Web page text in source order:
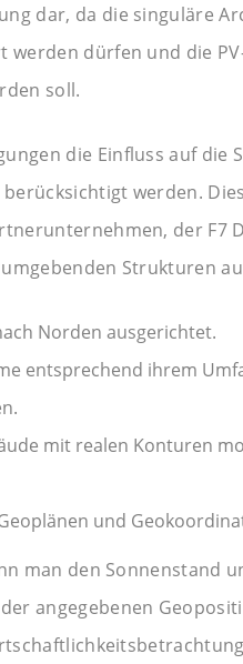
dar, da die singuläre
dürfen und die
soll.
die Einfluss auf die
werden.
der F7
Strukturen
Norden ausgerichtet.
entsprechend ihrem
mit realen Konturen
und
man den Sonnenstand
angegebenen